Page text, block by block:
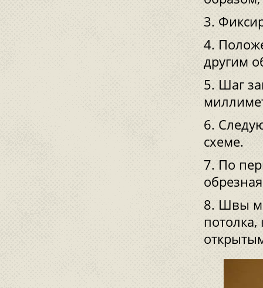
другим
Шаг
схеме.
По
Швы